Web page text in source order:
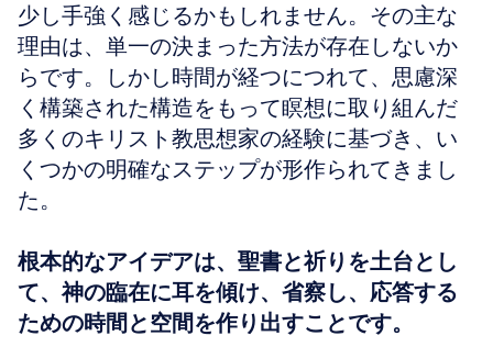
少し手強く感じるかもしれません。その主な
理由は、単一の決まった方法が存在しないか
らです。しかし時間が経つにつれて、思慮深
く構築された構造をもって瞑想に取り組んだ
多くのキリスト教思想家の経験に基づき、い
くつかの明確なステップが形作られてきまし
た。
根本的なアイデアは、聖書と祈りを土台とし
て、神の臨在に耳を傾け、省察し、応答する
ための時間と空間を作り出すことです。